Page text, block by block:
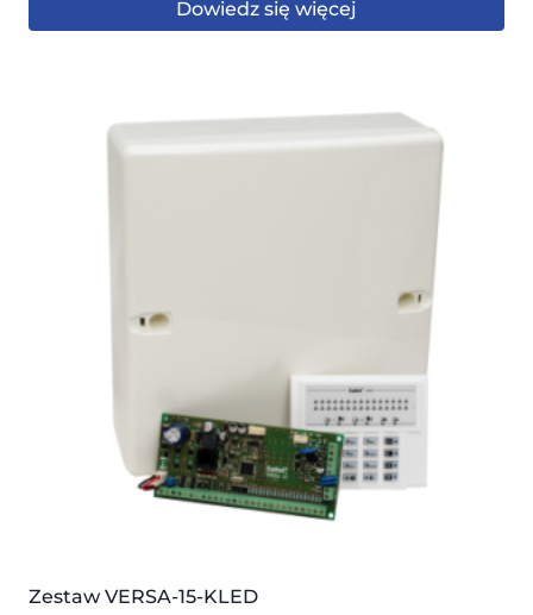
Dowiedz się więcej
Zestaw VERSA-15-KLED